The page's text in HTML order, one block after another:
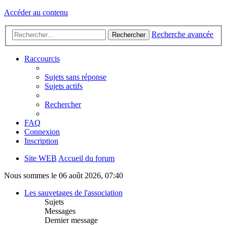
Accéder au contenu
Rechercher Recherche avancée
Raccourcis
Sujets sans réponse
Sujets actifs
Rechercher
FAQ
Connexion
Inscription
Site WEB Accueil du forum
Nous sommes le 06 août 2026, 07:40
Les sauvetages de l'association
Sujets
Messages
Dernier message